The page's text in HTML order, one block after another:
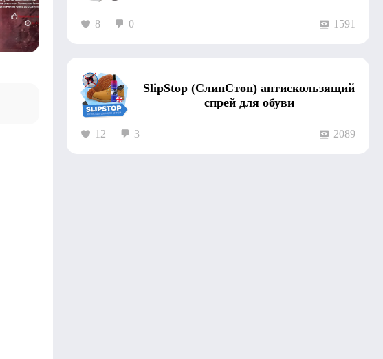
8 0 1591
SlipStop (СлипСтоп) антискользящий
спрей для обуви
12 3 2089